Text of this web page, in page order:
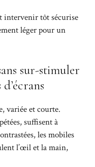
intervenir tôt sécurise
léger pour un
sur-stimuler
variée et courte.
suffisent à
les mobiles
l’œil et la main,